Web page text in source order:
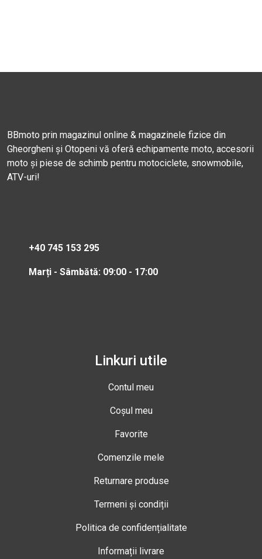
BBmoto prin magazinul online & magazinele fizice din
Gheorgheni și Otopeni vă oferă echipamente moto, accesorii
moto și piese de schimb pentru motociclete, snowmobile,
ATV-uri!
+40 745 153 295
Marți - Sâmbătă: 09:00 - 17:00
Linkuri utile
Contul meu
Coșul meu
Favorite
Comenzile mele
Returnare produse
Termeni și condiții
Politica de confidențialitate
Informații livrare